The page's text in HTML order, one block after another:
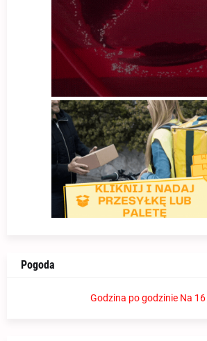
Pogoda
Godzina po godzinie Na